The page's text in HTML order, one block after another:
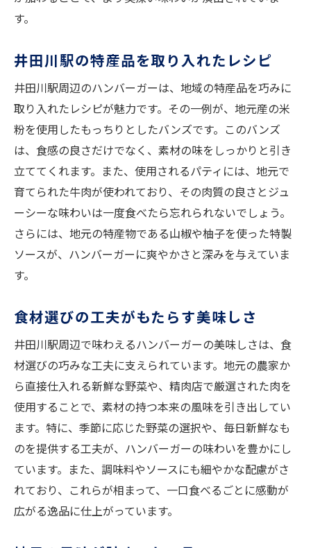
す。
井田川駅の特産品を取り入れたレシピ
井田川駅周辺のハンバーガーは、地域の特産品を巧みに
取り入れたレシピが魅力です。その一例が、地元産の米
粉を使用したもっちりとしたバンズです。このバンズ
は、食感の良さだけでなく、素材の味をしっかりと引き
立ててくれます。また、使用されるパティには、地元で
育てられた牛肉が使われており、その肉質の良さとジュ
ーシーな味わいは一度食べたら忘れられないでしょう。
さらには、地元の特産物である山椒や柚子を使った特製
ソースが、ハンバーガーに爽やかさと深みを与えていま
す。
食材選びの工夫がもたらす美味しさ
井田川駅周辺で味わえるハンバーガーの美味しさは、食
材選びの巧みな工夫に支えられています。地元の農家か
ら直接仕入れる新鮮な野菜や、精肉店で厳選された肉を
使用することで、素材の持つ本来の風味を引き出してい
ます。特に、季節に応じた野菜の選択や、毎日新鮮なも
のを提供する工夫が、ハンバーガーの味わいを豊かにし
ています。また、調味料やソースにも細やかな配慮がさ
れており、これらが相まって、一口食べるごとに感動が
広がる逸品に仕上がっています。